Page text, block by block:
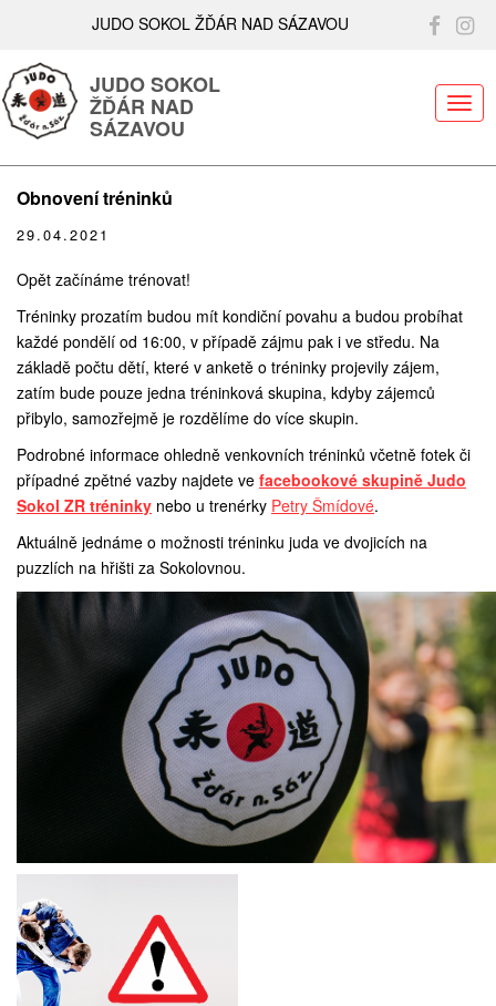
JUDO SOKOL ŽĎÁR NAD SÁZAVOU
JUDO SOKOL
ŽĎÁR NAD
SÁZAVOU
Obnovení tréninků
29.04.2021
Opět začínáme trénovat!
Tréninky prozatím budou mít kondiční povahu a budou probíhat
každé pondělí od 16:00, v případě zájmu pak i ve středu. Na
základě počtu dětí, které v anketě o tréninky projevily zájem,
zatím bude pouze jedna tréninková skupina, kdyby zájemců
přibylo, samozřejmě je rozdělíme do více skupin.
Podrobné informace ohledně venkovních tréninků včetně fotek či
případné zpětné vazby najdete ve facebookové skupině Judo
Sokol ZR tréninky nebo u trenérky Petry Šmídové.
Aktuálně jednáme o možnosti tréninku juda ve dvojicích na
puzzlích na hřišti za Sokolovnou.